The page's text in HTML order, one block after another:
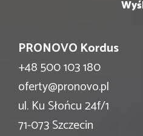
PRONOVO Kordus
+48 500 103 180
oferty@pronovo.pl
ul. Ku Słońcu 24f/1
71-073 Szczecin